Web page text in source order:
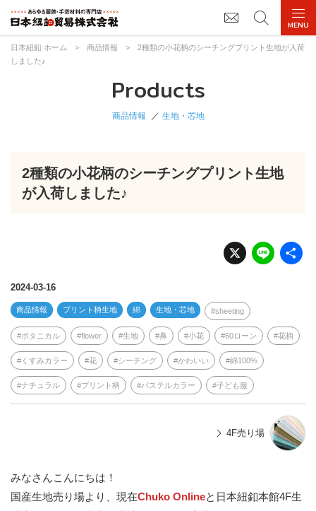
日本紐釦 ホーム > 商品情報 >
2種類の小花柄のシーチングプリント生地が入荷
しました♪
Products
商品情報 生地・芯地
2種類の小花柄のシーチングプリント生地
が入荷しました♪
X Li
n
2024-03-16
商品情報 プリント柄生地 綿 生地・芯地 sheeting
ボタニカル flower 生地 鼻 小花 60ローン 花柄
くすみカラー 花 シーチング かわいい 綿100%
ナチュラル プリント柄 パステルカラー 子ども服
4F売り場
みなさんこんにちは！
国産生地売り場より、現在Chuko Onlineと日本紐釦本館4F生